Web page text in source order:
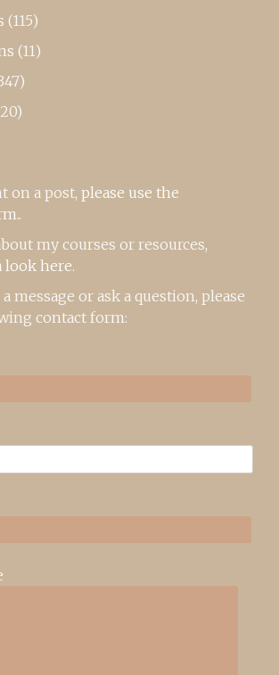
(115)
(11)
on a post, please use the
..
my courses or resources,
look here.
message or ask a question, please
contact form: